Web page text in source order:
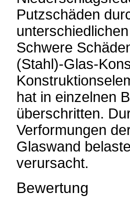
Putzschäden
Schwere
(Stahl)-Glas-
hat in einzelnen
überschritten.
Verformungen
Glaswand
verursacht.
Bewertung